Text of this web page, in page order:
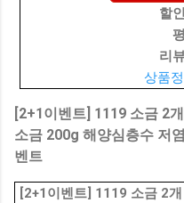
할
리
상품
[2+1이벤트] 1119 소금 2
소금 200g 해양심층수 저
벤트
[2+1이벤트] 1119 소금 2